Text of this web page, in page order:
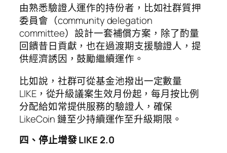
由熟悉驗證人運作的持份者，比如社群質押
委員會（community delegation
committee）設計一套補償方案，除了酌量
回饋昔日貢獻，也在過渡期支援驗證人，提
供經濟誘因，鼓勵繼續運作。
比如說，社群可從基金池撥出一定數量
LIKE，從升級議案生效月份起，每月按比例
分配給如常提供服務的驗證人，確保
LikeCoin 鏈至少持續運作至升級期限。
四、停止增發 LIKE 2.0